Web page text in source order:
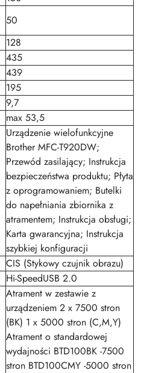
50
128
435
439
195
9,7
max 53,5
Urządzenie wielofunkcyjne
Brother MFC-T920DW;
Przewód zasilający; Instrukcja
bezpieczeństwa produktu; Płyta
z oprogramowaniem; Butelki
do napełniania zbiornika z
atramentem; Instrukcja obsługi;
Karta gwarancyjna; Instrukcja
szybkiej konfiguracji
CIS (Stykowy czujnik obrazu)
Hi-SpeedUSB 2.0
Atrament w zestawie z
urządzeniem 2 x 7500 stron
(BK) 1 x 5000 stron (C,M,Y)
Atrament o standardowej
wydajności BTD100BK -7500
stron BTD100CMY -5000 stron